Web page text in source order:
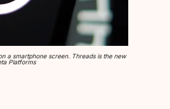
a smartphone screen. Threads is the new
Platforms